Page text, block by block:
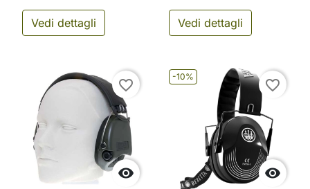
Vedi dettagli Vedi dettagli

favorite_border
-10%

favorite_border